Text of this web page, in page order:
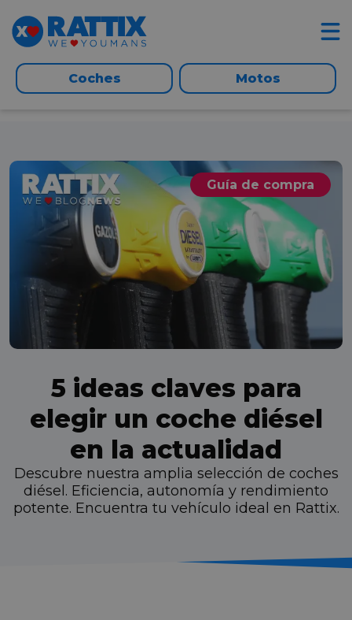
Coches Motos
Guía de compra
5 ideas claves para
elegir un coche diésel
en la actualidad
Descubre nuestra amplia selección de coches
diésel. Eficiencia, autonomía y rendimiento
potente. Encuentra tu vehículo ideal en Rattix.